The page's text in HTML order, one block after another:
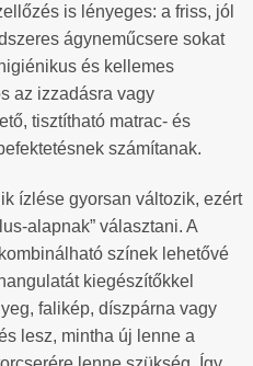
is lényeges: a friss, jól
ágyneműcsere sokat
és kellemes
az izzadásra vagy
tisztítható matrac- és
számítanak.
ízlése gyorsan változik, ezért
alapnak” választani. A
színek lehetővé
kiegészítőkkel
falikép, díszpárna vagy
lesz, mintha új lenne a